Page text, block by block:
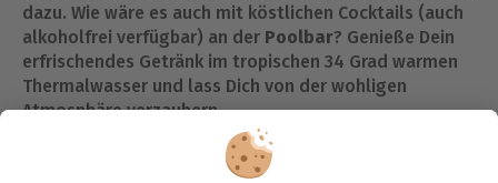
dazu. Wie wäre es auch mit köstlichen Cocktails (auch
alkoholfrei verfügbar) an der Poolbar? Genieße Dein
erfrischendes Getränk im tropischen 34 Grad warmen
Thermalwasser und lass Dich von der wohligen
Atmosphäre verzaubern.